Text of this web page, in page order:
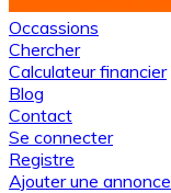
Occassions
Chercher
Calculateur financier
Blog
Contact
Se connecter
Registre
Ajouter une annonce